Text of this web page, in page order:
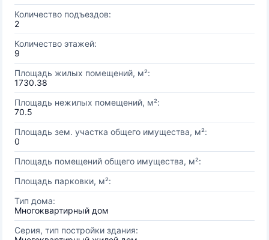
Количество подъездов:
2
Количество этажей:
9
Площадь жилых помещений, м²:
1730.38
Площадь нежилых помещений, м²:
70.5
Площадь зем. участка общего имущества, м²:
0
Площадь помещений общего имущества, м²:
Площадь парковки, м²:
Тип дома:
Многоквартирный дом
Серия, тип постройки здания: